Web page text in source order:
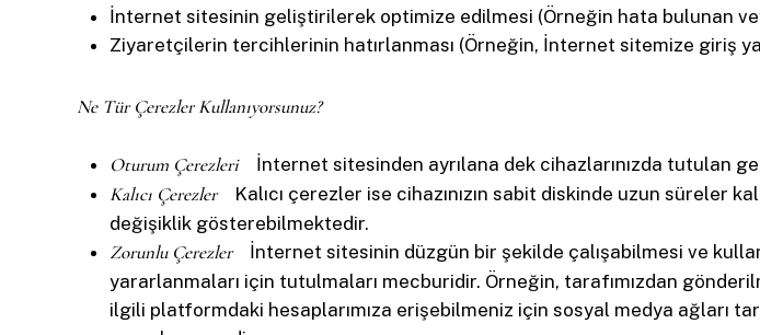
İnternet sitesinin geliştirilerek optimize edilmesi (Örneğin hata bulunan
Ziyaretçilerin tercihlerinin hatırlanması (Örneğin, İnternet sitemize giriş
Ne Tür Çerezler Kullanıyorsunuz?
Oturum Çerezleri İnternet sitesinden ayrılana dek cihazlarınızda tutulan
Kalıcı ÇerezlerKalıcı çerezler ise cihazınızın sabit diskinde uzun süreler
değişiklik gösterebilmektedir.
Zorunlu Çerezler İnternet sitesinin düzgün bir şekilde çalışabilmesi ve
yararlanmaları için tutulmaları mecburidir. Örneğin, tarafımızdan
ilgili platformdaki hesaplarımıza erişebilmeniz için sosyal medya ağları